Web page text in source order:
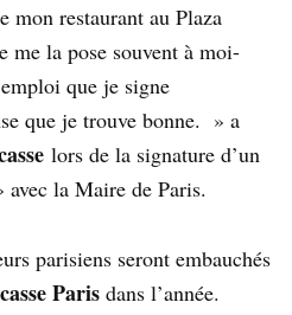
mon restaurant au Plaza
me la pose souvent à moi-
que je signe
que je trouve bonne. » a
lors de la signature d’un
la Maire de Paris.
parisiens seront embauchés
Paris dans l’année.